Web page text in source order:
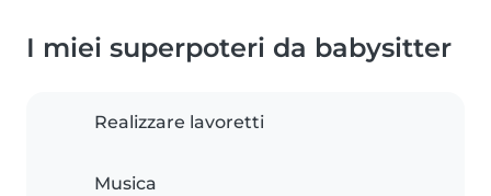
I miei superpoteri da babysitter
Realizzare lavoretti
Musica